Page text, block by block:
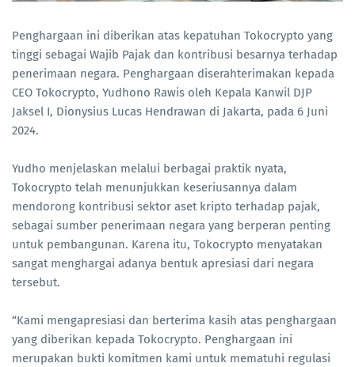
Penghargaan ini diberikan atas kepatuhan Tokocrypto yang
tinggi sebagai Wajib Pajak dan kontribusi besarnya terhadap
penerimaan negara. Penghargaan diserahterimakan kepada
CEO Tokocrypto, Yudhono Rawis oleh Kepala Kanwil DJP
Jaksel I, Dionysius Lucas Hendrawan di Jakarta, pada 6 Juni
2024.
Yudho menjelaskan melalui berbagai praktik nyata,
Tokocrypto telah menunjukkan keseriusannya dalam
mendorong kontribusi sektor aset kripto terhadap pajak,
sebagai sumber penerimaan negara yang berperan penting
untuk pembangunan. Karena itu, Tokocrypto menyatakan
sangat menghargai adanya bentuk apresiasi dari negara
tersebut.
“Kami mengapresiasi dan berterima kasih atas penghargaan
yang diberikan kepada Tokocrypto. Penghargaan ini
merupakan bukti komitmen kami untuk mematuhi regulasi